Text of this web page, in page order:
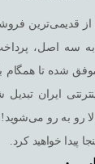
از قدیمی‌ترین
به سه اصل،
شده تا همگام
ایران
کالا رو به رو
پیدا خواهید کرد.